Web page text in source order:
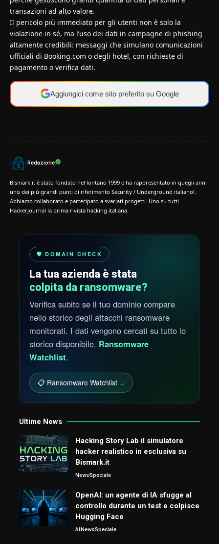
transazioni ad alto valore.
Il pericolo più immediato per gli utenti non è solo la
violazione in sé, ma l’uso dei dati in campagne di phishing
altamente credibili: messaggi che simulano comunicazioni
ufficiali di Booking.com o degli hotel, con richieste di
pagamento o verifica dati.
Aggiungici come sito preferito su Google
Redazione
Bismark.it è stato fondato nel lontano 1999 e ha rappresentato in quegli anni
uno dei più grandi punti di riferimento Security / Underground italiano!.
Abbiamo collaborato e partecipato a svariati progetti. Uno su tutti
Hackerjournal la prima rivista hacking italiana.
🛡️ DOMAIN CHECK
La tua azienda è stata
colpita da ransomware?
Verifica subito se il tuo dominio compare
nello storico degli attacchi ransomware
monitorati. I dati vengono cercati su tutto lo
storico disponibile. Ransomware
Watchlist.
📋 Ransomware Watchlist →
Ultime News
Hacking Story Lab il simulatore
hacker realistico in esclusiva su
Bismark.it
NewsSpeciale
OpenAI: un agente di IA sfugge al
controllo durante un test e colpisce
Hugging Face
AINewsSpeciale